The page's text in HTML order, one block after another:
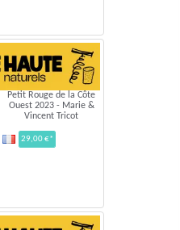
Petit Rouge de la Côte
Ouest 2023 - Marie &
Vincent Tricot
29,00 €*